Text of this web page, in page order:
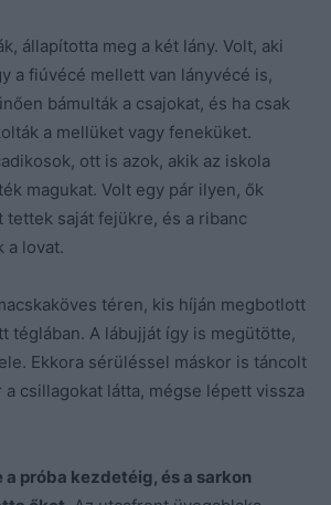
állapította meg a két lány. Volt, aki
a fiúvécé mellett van lányvécé is,
bámulták a csajokat, és ha csak
a mellüket vagy feneküket.
ott is azok, akik az iskola
magukat. Volt egy pár ilyen, ők
tettek saját fejükre, és a ribanc
a lovat.
téren, kis híján megbotlott
téglában. A lábujját így is megütötte,
Ekkora sérüléssel máskor is táncolt
a csillagokat látta, mégse lépett vissza
próba kezdetéig, és a sarkon